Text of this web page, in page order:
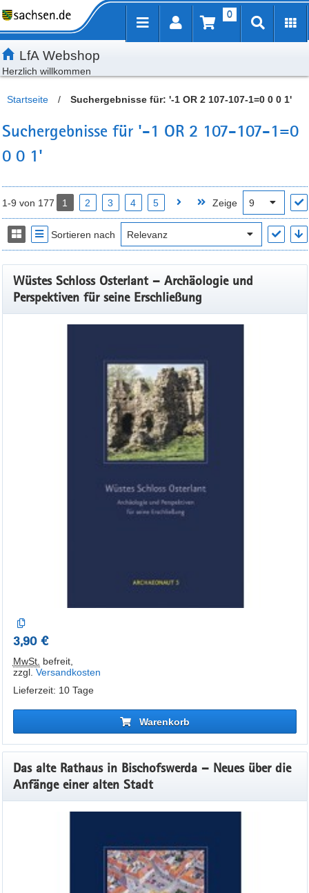
Inhalt
Kundenmenü
Artikelsuche
Servicemenü 0
LfA Webshop
Herzlich willkommen
Startseite / Suchergebnisse für: '-1 OR 2 107-107-1=0 0 0 1'
Suchergebnisse für '-1 OR 2 107-107-1=0
0 0 1'
1-9 von 177 1 2 3 4 5 Zeige
Sortieren nach
Wüstes Schloss Osterlant – Archäologie und
Perspektiven für seine Erschließung
3,90 €
MwSt. befreit,
zzgl. Versandkosten
Lieferzeit: 10 Tage
Warenkorb
Das alte Rathaus in Bischofswerda – Neues über die
Anfänge einer alten Stadt